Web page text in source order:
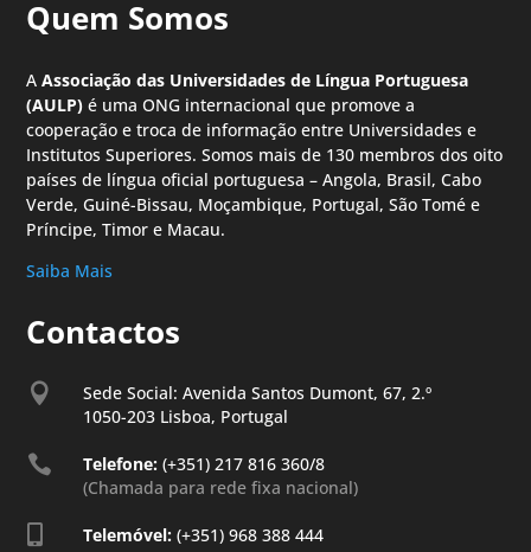
Quem Somos
AAssociação das Universidades de Língua Portuguesa
(AULP) é uma ONG internacional que promove a
cooperação e troca de informação entre Universidades e
Institutos Superiores. Somos mais de 130 membros dos oito
países de língua oficial portuguesa – Angola, Brasil, Cabo
Verde, Guiné-Bissau, Moçambique, Portugal, São Tomé e
Príncipe, Timor e Macau.
Saiba Mais
Contactos

Sede Social: Avenida Santos Dumont, 67, 2.º
1050-203 Lisboa, Portugal
 Telefone: (+351) 217 816 360/8
(Chamada para rede fixa nacional)
 Telemóvel: (+351) 968 388 444